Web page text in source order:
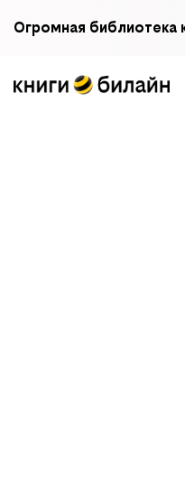
Огромная библиотека